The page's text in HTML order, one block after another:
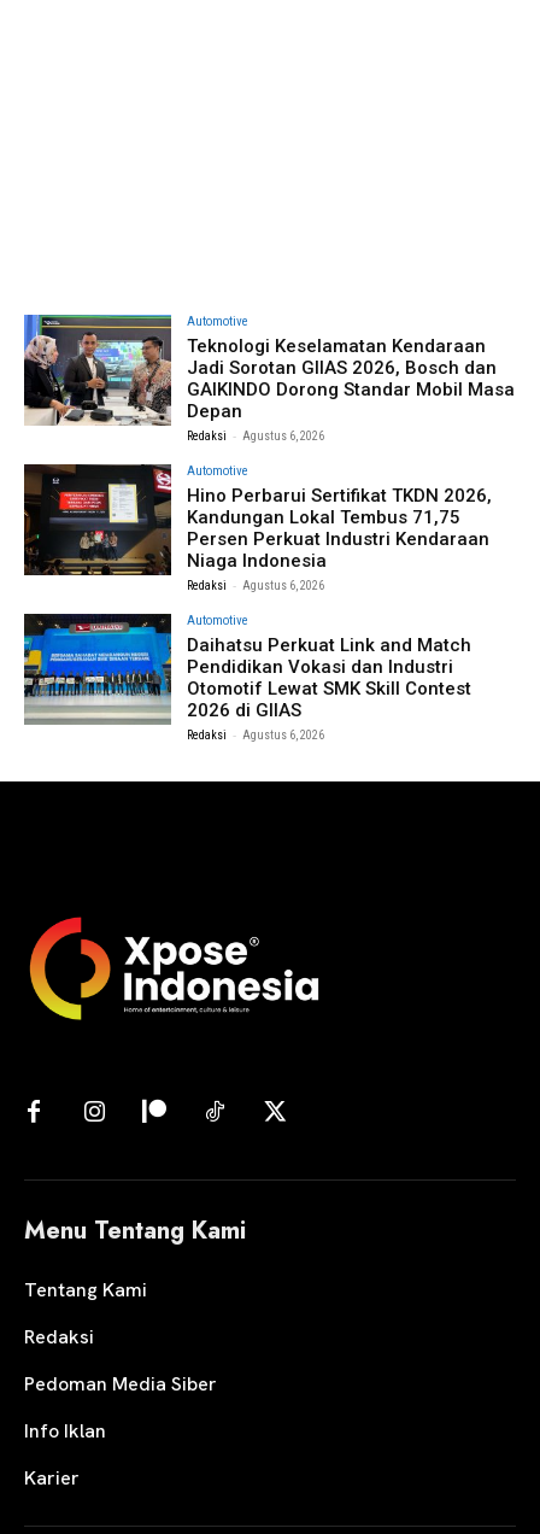
Automotive
Teknologi Keselamatan Kendaraan
Jadi Sorotan GIIAS 2026, Bosch dan
GAIKINDO Dorong Standar Mobil Masa
Depan
Redaksi - Agustus 6, 2026
Automotive
Hino Perbarui Sertifikat TKDN 2026,
Kandungan Lokal Tembus 71,75
Persen Perkuat Industri Kendaraan
Niaga Indonesia
Redaksi - Agustus 6, 2026
Automotive
Daihatsu Perkuat Link and Match
Pendidikan Vokasi dan Industri
Otomotif Lewat SMK Skill Contest
2026 di GIIAS
Redaksi - Agustus 6, 2026
Menu Tentang Kami
Tentang Kami
Redaksi
Pedoman Media Siber
Info Iklan
Karier